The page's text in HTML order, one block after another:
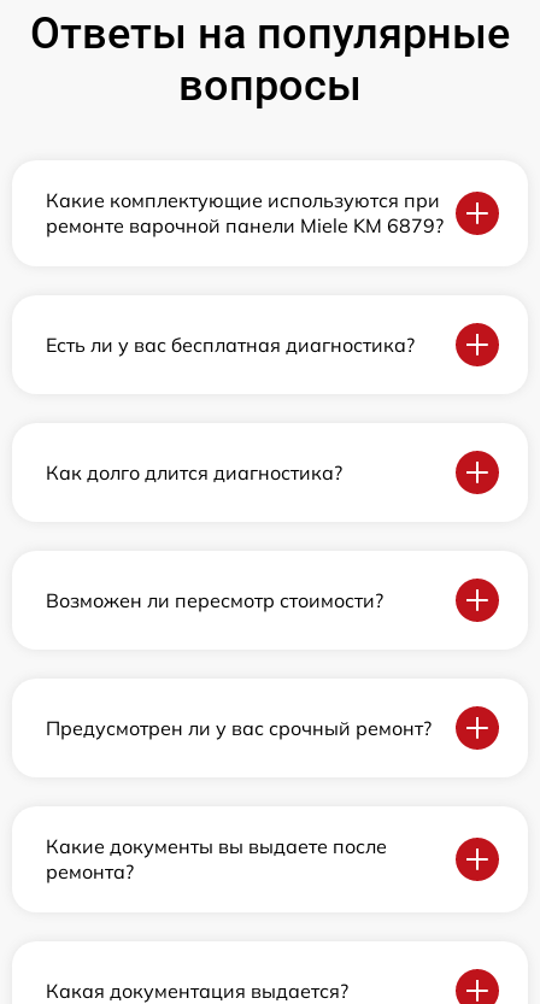
Ответы на популярные
вопросы
Какие комплектующие используются при
ремонте варочной панели Miele KM 6879?
Есть ли у вас бесплатная диагностика?
Как долго длится диагностика?
Возможен ли пересмотр стоимости?
Предусмотрен ли у вас срочный ремонт?
Какие документы вы выдаете после
ремонта?
Какая документация выдается?